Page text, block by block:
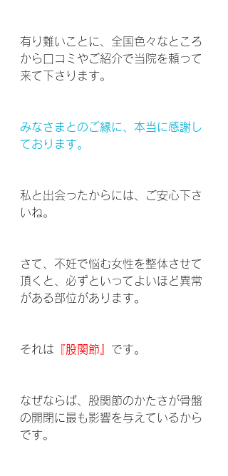
有り難いことに、全国色々なところ
から口コミやご紹介で当院を頼って
来て下さります。
みなさまとのご縁に、本当に感謝し
ております。
私と出会ったからには、ご安心下さ
いね。
さて、不妊で悩む女性を整体させて
頂くと、必ずといってよいほど異常
がある部位があります。
それは 『股関節』 です。
なぜならば、股関節のかたさが骨盤
の開閉に最も影響を与えているから
です。